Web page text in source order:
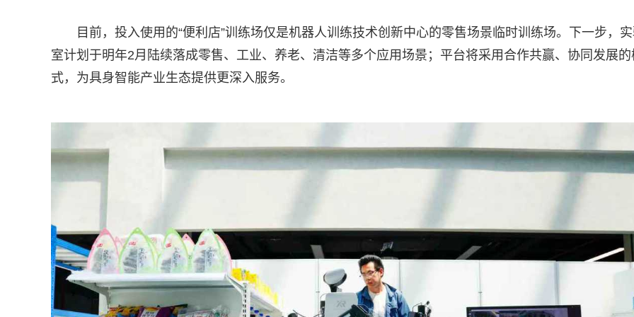
目前，投入使用的“便利店”训练场仅是机器人训练技术创新中心的零售场景临时训练场。下一步，
室计划于明年2月陆续落成零售、工业、养老、清洁等多个应用场景；平台将采用合作共赢、协同发展的
式，为具身智能产业生态提供更深入服务。